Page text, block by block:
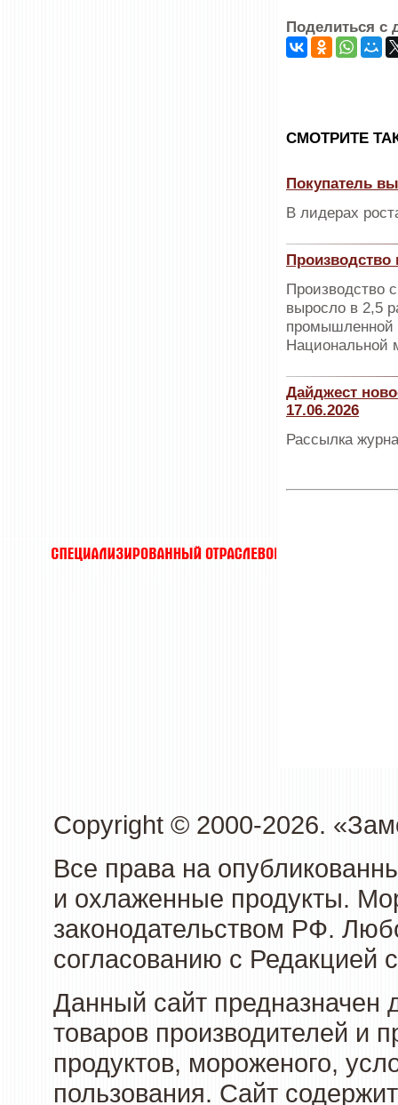
Поделиться с
CМОТРИТЕ
Покупатель
В лидерах
Производство
Производство
выросло в 2,5
промышленной
Национальной
Дайджест
17.06.2026
Рассылка
Copyright © 2000-2026.
Все права на
и охлаженные продукты.
законодательством РФ.
согласованию с Редакцией
Данный сайт предназначен
товаров производителей и
продуктов, мороженого,
пользования. Сайт